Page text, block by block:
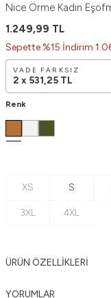
Nıce Örme Kadın
1.249,99 TL
Sepette %15 İndirim
VADE FARKSIZ
2 x 531,25 TL
Renk
XS S
3XL 4XL
ÜRÜN ÖZELLIKLERI
YORUMLAR